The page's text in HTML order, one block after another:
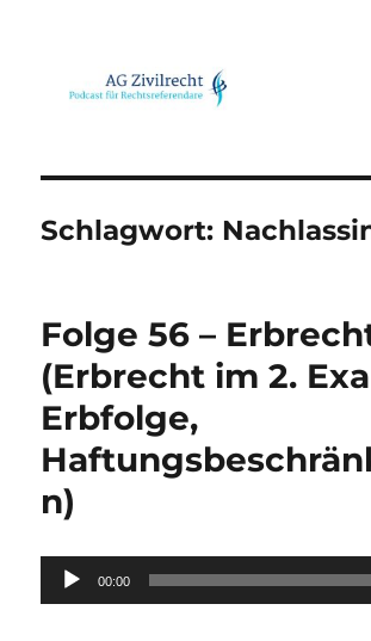
Schlagwort:
Folge 56 –
(Erbrecht im 2.
Erbfolge,
n)
Audio-
Player
00:00